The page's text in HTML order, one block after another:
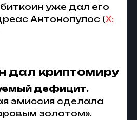
уже дал его
Антонопулос (X:
дал криптомиру
дефицит.
эмиссия сделала
золотом».